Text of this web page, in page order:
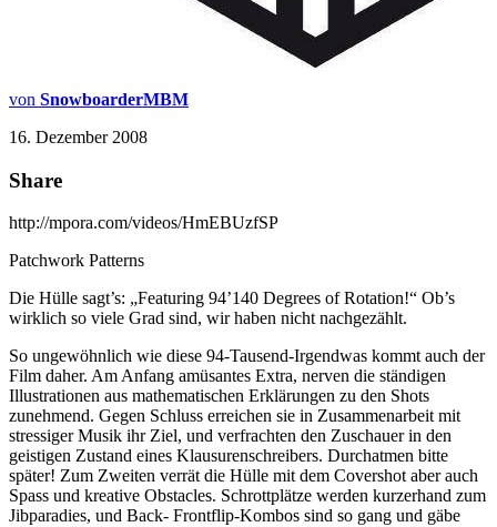
von SnowboarderMBM
16. Dezember 2008
Share
http://mpora.com/videos/HmEBUzfSP
Patchwork Patterns
Die Hülle sagt’s: „Featuring 94’140 Degrees of Rotation!“ Ob’s
wirklich so viele Grad sind, wir haben nicht nachgezählt.
So ungewöhnlich wie diese 94-Tausend-Irgendwas kommt auch der
Film daher. Am Anfang amüsantes Extra, nerven die ständigen
Illustrationen aus mathematischen Erklärungen zu den Shots
zunehmend. Gegen Schluss erreichen sie in Zusammenarbeit mit
stressiger Musik ihr Ziel, und verfrachten den Zuschauer in den
geistigen Zustand eines Klausurenschreibers. Durchatmen bitte
später! Zum Zweiten verrät die Hülle mit dem Covershot aber auch
Spass und kreative Obstacles. Schrottplätze werden kurzerhand zum
Jibparadies, und Back- Frontflip-Kombos sind so gang und gäbe